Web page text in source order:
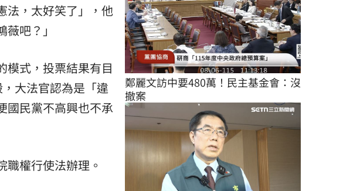
法，太好笑了」，他
吧？」
模式，投票結果有目
大法官認為是「違
國民黨不高興也不承
權行使法辦理。
鄭麗文訪中要480萬！民主基金會：沒
撤案